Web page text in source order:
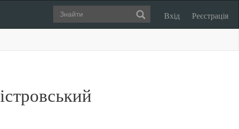
Вхід Реєстрація